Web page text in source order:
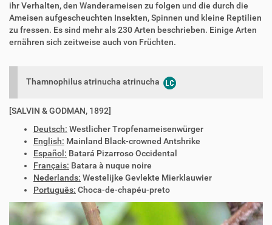
ihr Verhalten, den Wanderameisen zu folgen und die durch die
Ameisen aufgescheuchten Insekten, Spinnen und kleine Reptilien
zu fressen. Es sind mehr als 230 Arten beschrieben. Einige Arten
ernähren sich zeitweise auch von Früchten.
Thamnophilus atrinucha atrinucha
[SALVIN & GODMAN, 1892]
Deutsch: Westlicher Tropfenameisenwürger
English: Mainland Black-crowned Antshrike
Español: Batará Pizarroso Occidental
Français: Batara à nuque noire
Nederlands: Westelijke Gevlekte Mierklauwier
Português: Choca-de-chapéu-preto